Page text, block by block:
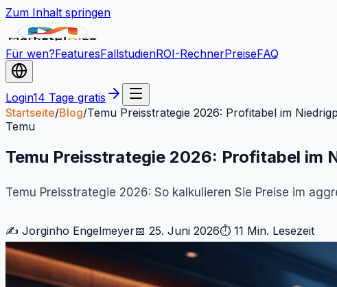
Zum Inhalt springen
Für wen?FeaturesFallstudienROI-RechnerPreiseFAQ
Login14 Tage gratis
Startseite/Blog/Temu Preisstrategie 2026: Profitabel im
Temu
Temu Preisstrategie 2026: Profitabel im
Temu Preisstrategie 2026: So kalkulieren Sie Preise im
✍️ Jorginho Engelmeyer📅 25. Juni 2026⏱ 11 Min. Lesezeit